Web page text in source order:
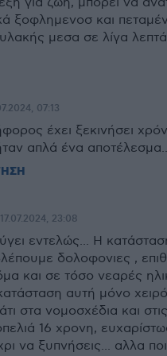
ξοφλημενοσ και
μεσα σε λίγα
07:13
έχει ξεκινήσει
απλά ένα
17.07.2024, 23:08
εντελώς... Η
δολοφονιες ,
και σε τόσο νεαρές
αυτή μόνο
στα νομοσχέδια και
16 χρονη,
να ξυπνήσεις... αλλα